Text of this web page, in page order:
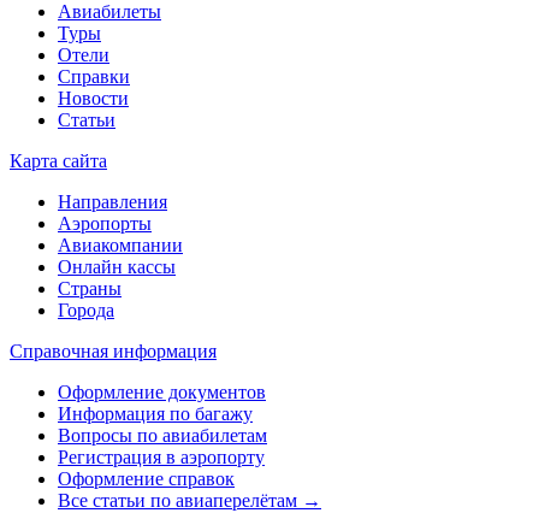
Авиабилеты
Туры
Отели
Справки
Новости
Статьи
Карта сайта
Направления
Аэропорты
Авиакомпании
Онлайн кассы
Страны
Города
Справочная информация
Оформление документов
Информация по багажу
Вопросы по авиабилетам
Регистрация в аэропорту
Оформление справок
Все статьи по авиаперелётам →